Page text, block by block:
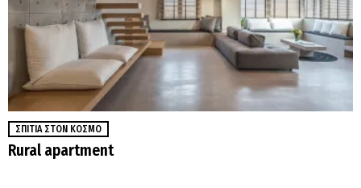
ΣΠΊΤΙΑ ΣΤΟΝ ΚΌΣΜΟ
Rural apartment